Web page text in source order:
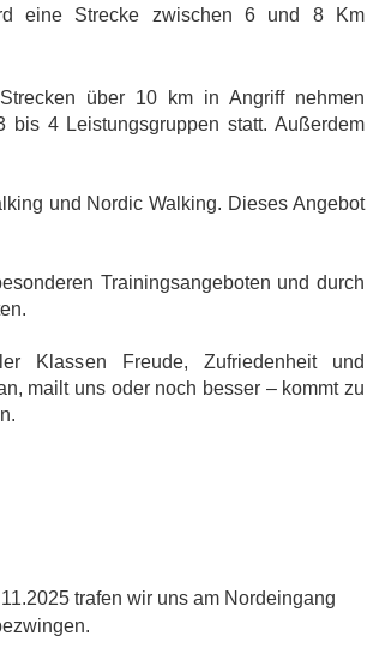
eine Strecke zwischen 6 und 8 Km
über 10 km in Angriff nehmen
4 Leistungsgruppen statt. Außerdem
und Nordic Walking. Dieses Angebot
Trainingsangeboten und durch
Klassen Freude, Zufriedenheit und
mailt uns oder noch besser – kommt zu
trafen wir uns am Nordeingang